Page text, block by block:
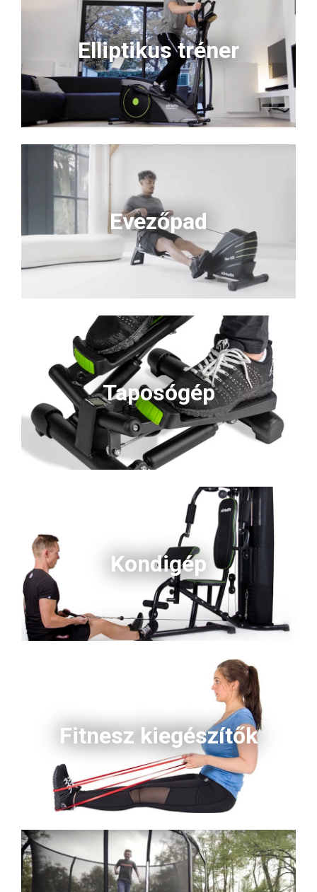
Elliptikus tréner
Evezőpad
Taposógép
Kondigép
Fitnesz kiegészítők